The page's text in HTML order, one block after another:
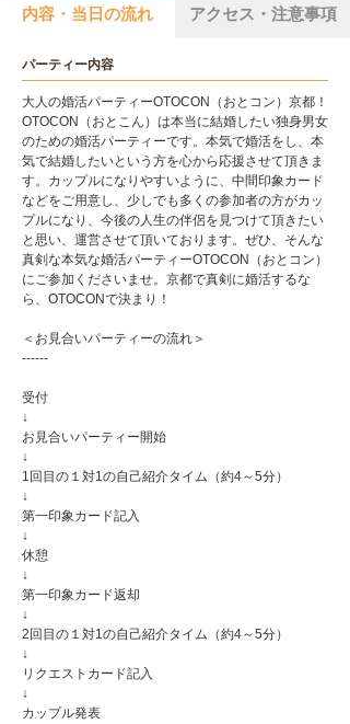
内容・当日の流れ アクセス・注意事項
パーティー内容
大人の婚活パーティーOTOCON（おとコン）京都！
OTOCON（おとこん）は本当に結婚したい独身男女
のための婚活パーティーです。本気で婚活をし、本
気で結婚したいという方を心から応援させて頂きま
す。カップルになりやすいように、中間印象カード
などをご用意し、少しでも多くの参加者の方がカッ
プルになり、今後の人生の伴侶を見つけて頂きたい
と思い、運営させて頂いております。ぜひ、そんな
真剣な本気な婚活パーティーOTOCON（おとコン）
にご参加くださいませ。京都で真剣に婚活するな
ら、OTOCONで決まり！
＜お見合いパーティーの流れ＞
------
受付
↓
お見合いパーティー開始
↓
1回目の１対1の自己紹介タイム（約4～5分）
↓
第一印象カード記入
↓
休憩
↓
第一印象カード返却
↓
2回目の１対1の自己紹介タイム（約4～5分）
↓
リクエストカード記入
↓
カップル発表